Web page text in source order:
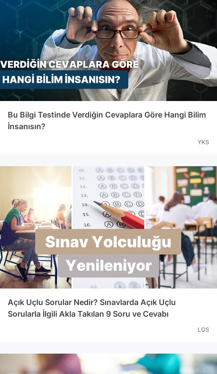
Bu Bilgi Testinde Verdiğin Cevaplara Göre Hangi Bilim
İnsanısın?
YKS
Açık Uçlu Sorular Nedir? Sınavlarda Açık Uçlu
Sorularla İlgili Akla Takılan 9 Soru ve Cevabı
LGS